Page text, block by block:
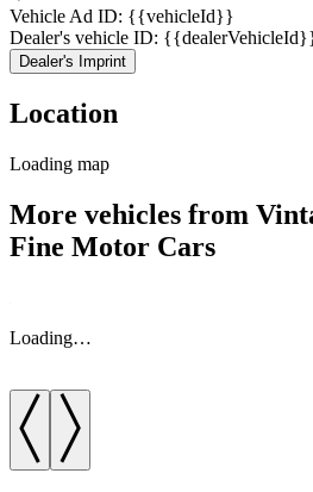
Vehicle Ad ID: {{vehicleId}}
Dealer's vehicle ID:
Dealer's Imprint
Location
Loading map
More vehicles from
Fine Motor Cars
Loading…